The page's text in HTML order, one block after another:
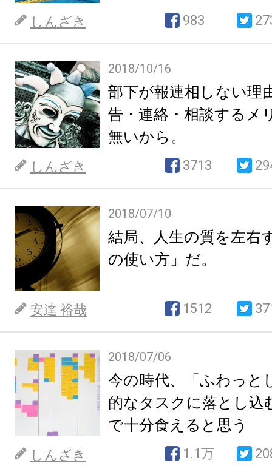
しんざき 983
2018/10/16
部下が報連相しない理
告・連絡・相談するメ
無いから。
しんざき 3713
2018/07/10
結局、人生の質を左右
の使い方」だ。
安達 裕哉 1512
2018/07/06
今の時代、「ふわっと
的なタスクに落とし込
で十分食えると思う
しんざき 1.1万